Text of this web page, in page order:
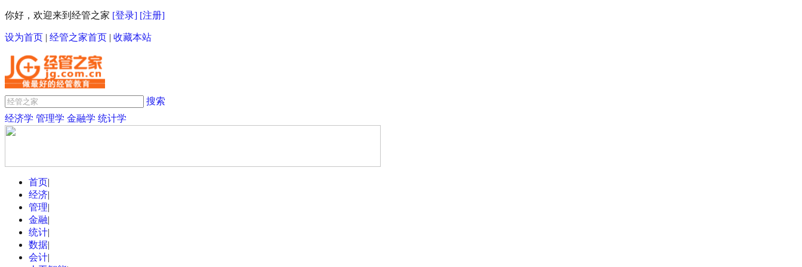
你好，欢迎来到经管之家 [登录] [注册]
设为首页 | 经管之家首页 | 收藏本站
搜索
经济学 管理学 金融学 统计学
首页|
经济|
管理|
金融|
统计|
数据|
会计|